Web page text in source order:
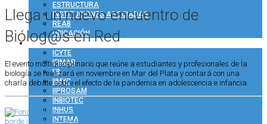
ESTRUCTURA
INSTITUCIONES ASOCIADAS
REAB
UBICACIÓN
INVESTIGACIÓN
ICYTE
IFIMAR
IIB
IIMYC
IIPROSAM
INBIOTEC
INHUS
INTEMA
Llega un nuevo encuentro de
Biólog@s en Red
El evento multidisciplinario que reúne a estudiantes y profesionales de la
biología se realizará en noviembre en Mar del Plata y contará con una
charla debate sobre el efecto de la pandemia en adolescencia e infancia.